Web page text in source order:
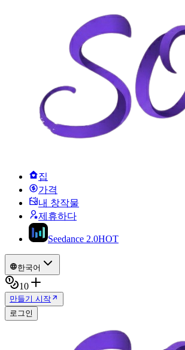
집
가격
내 창작물
제휴하다
Seedance 2.0HOT
한국어
10
만들기 시작
로그인